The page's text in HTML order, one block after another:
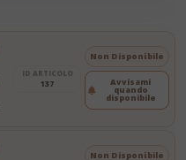
ID ARTICOLO
137
Non Disponibile
Avvisami
quando
disponibile
Non Disponibile